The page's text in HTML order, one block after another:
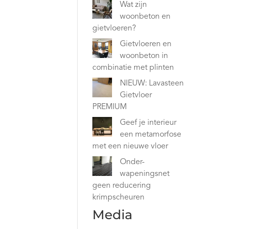
Wat zijn
woonbeton en
gietvloeren?
Gietvloeren en
woonbeton in
combinatie met plinten
NIEUW: Lavasteen
Gietvloer
PREMIUM
Geef je interieur
een metamorfose
met een nieuwe vloer
Onder-
wapeningsnet
geen reducering
krimpscheuren
Media